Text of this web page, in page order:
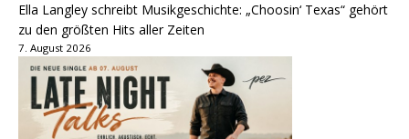
Ella Langley schreibt Musikgeschichte: „Choosin‘ Texas“ gehört
zu den größten Hits aller Zeiten
7. August 2026